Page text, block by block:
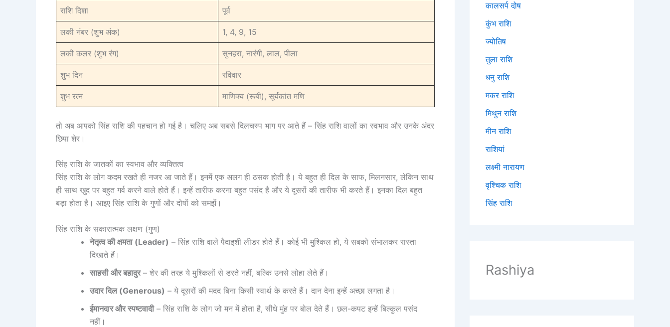
राशि दिशा पूर्व
लकी नंबर (शुभ अंक) 1, 4, 9, 15
लकी कलर (शुभ रंग) सुनहरा, नारंगी, लाल, पीला
शुभ दिन रविवार
शुभ रत्न माणिक्य (रूबी), सूर्यकांत मणि
तो अब आपको सिंह राशि की पहचान हो गई है। चलिए अब सबसे दिलचस्प भाग पर आते हैं – सिंह राशि वालों का स्वभाव और उनके अंदर
छिपा शेर।
सिंह राशि के जातकों का स्वभाव और व्यक्तित्व
सिंह राशि के लोग कदम रखते ही नजर आ जाते हैं। इनमें एक अलग ही ठसक होती है। ये बहुत ही दिल के साफ, मिलनसार, लेकिन साथ
ही साथ खुद पर बहुत गर्व करने वाले होते हैं। इन्हें तारीफ करना बहुत पसंद है और ये दूसरों की तारीफ भी करते हैं। इनका दिल बहुत
बड़ा होता है। आइए सिंह राशि के गुणों और दोषों को समझें।
सिंह राशि के सकारात्मक लक्षण (गुण)
नेतृत्व की क्षमता (Leader) – सिंह राशि वाले पैदाइशी लीडर होते हैं। कोई भी मुश्किल हो, ये सबको संभालकर रास्ता
दिखाते हैं।
साहसी और बहादुर– शेर की तरह ये मुश्किलों से डरते नहीं, बल्कि उनसे लोहा लेते हैं।
उदार दिल (Generous) – ये दूसरों की मदद बिना किसी स्वार्थ के करते हैं। दान देना इन्हें अच्छा लगता है।
ईमानदार और स्पष्टवादी– सिंह राशि के लोग जो मन में होता है, सीधे मुंह पर बोल देते हैं। छल-कपट इन्हें बिल्कुल पसंद
नहीं।
कालसर्प दोष
कुंभ राशि
ज्योतिष
तुला राशि
धनु राशि
मकर राशि
मिथुन राशि
मीन राशि
राशियां
लक्ष्मी नारायण
वृश्चिक राशि
सिंह राशि
Rashiya